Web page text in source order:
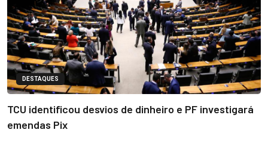
DESTAQUES
TCU identificou desvios de dinheiro e PF investigará
emendas Pix